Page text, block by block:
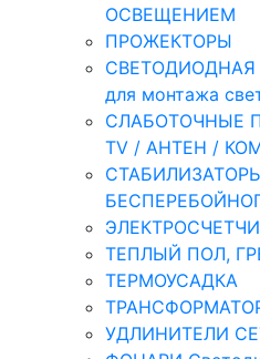
ОСВЕЩЕНИЕМ
ПРОЖЕКТОРЫ
СВЕТОДИОДНАЯ
для монтажа
СЛАБОТОЧНЫЕ
TV / АНТЕН /
ТЕПЛЫЙ ПОЛ,
ТЕРМОУСАДКА
УДЛИНИТЕЛИ